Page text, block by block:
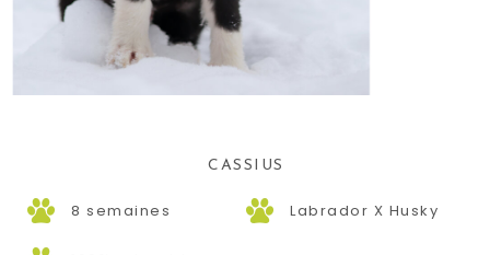
CASSIUS
8 semaines Labrador X Husky